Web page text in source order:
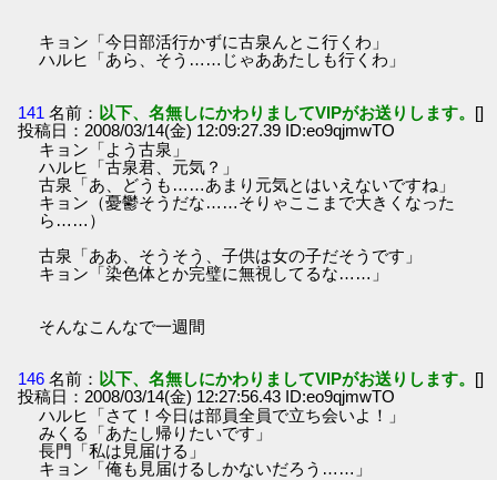
キョン「今日部活行かずに古泉んとこ行くわ」
ハルヒ「あら、そう……じゃああたしも行くわ」
141 名前： 以下、名無しにかわりましてVIPがお送りします。 []
投稿日：2008/03/14(金) 12:09:27.39 ID:eo9qjmwTO
キョン「よう古泉」
ハルヒ「古泉君、元気？」
古泉「あ、どうも……あまり元気とはいえないですね」
キョン（憂鬱そうだな……そりゃここまで大きくなった
ら……）
古泉「ああ、そうそう、子供は女の子だそうです」
キョン「染色体とか完璧に無視してるな……」
そんなこんなで一週間
146 名前： 以下、名無しにかわりましてVIPがお送りします。 []
投稿日：2008/03/14(金) 12:27:56.43 ID:eo9qjmwTO
ハルヒ「さて！今日は部員全員で立ち会いよ！」
みくる「あたし帰りたいです」
長門「私は見届ける」
キョン「俺も見届けるしかないだろう……」